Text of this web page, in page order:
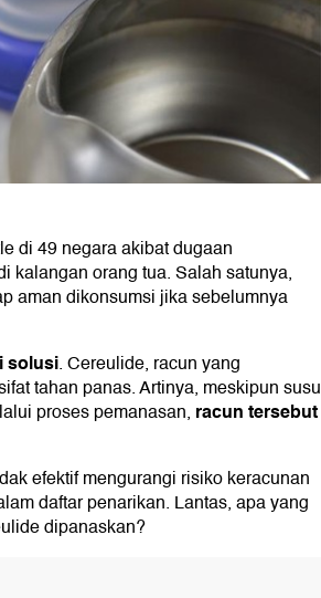
di 49 negara akibat dugaan
kalangan orang tua. Salah satunya,
aman dikonsumsi jika sebelumnya
solusi. Cereulide, racun yang
tahan panas. Artinya, meskipun susu
proses pemanasan, racun tersebut
efektif mengurangi risiko keracunan
daftar penarikan. Lantas, apa yang
dipanaskan?